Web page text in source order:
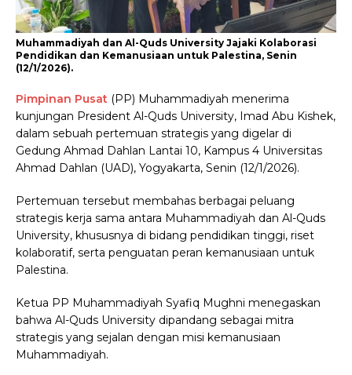
Muhammadiyah dan Al-Quds University Jajaki Kolaborasi
Pendidikan dan Kemanusiaan untuk Palestina, Senin
(12/1/2026).
Pimpinan Pusat (PP) Muhammadiyah menerima
kunjungan President Al-Quds University, Imad Abu Kishek,
dalam sebuah pertemuan strategis yang digelar di
Gedung Ahmad Dahlan Lantai 10, Kampus 4 Universitas
Ahmad Dahlan (UAD), Yogyakarta, Senin (12/1/2026).
Pertemuan tersebut membahas berbagai peluang
strategis kerja sama antara Muhammadiyah dan Al-Quds
University, khususnya di bidang pendidikan tinggi, riset
kolaboratif, serta penguatan peran kemanusiaan untuk
Palestina.
Ketua PP Muhammadiyah Syafiq Mughni menegaskan
bahwa Al-Quds University dipandang sebagai mitra
strategis yang sejalan dengan misi kemanusiaan
Muhammadiyah.